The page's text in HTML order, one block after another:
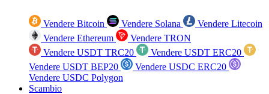
Vendere Bitcoin Vendere Solana
Vendere Litecoin
Vendere Ethereum
Vendere TRON
Vendere USDT TRC20
Vendere USDT ERC20
Vendere USDT BEP20
Vendere USDC ERC20
Vendere USDC Polygon
Scambio